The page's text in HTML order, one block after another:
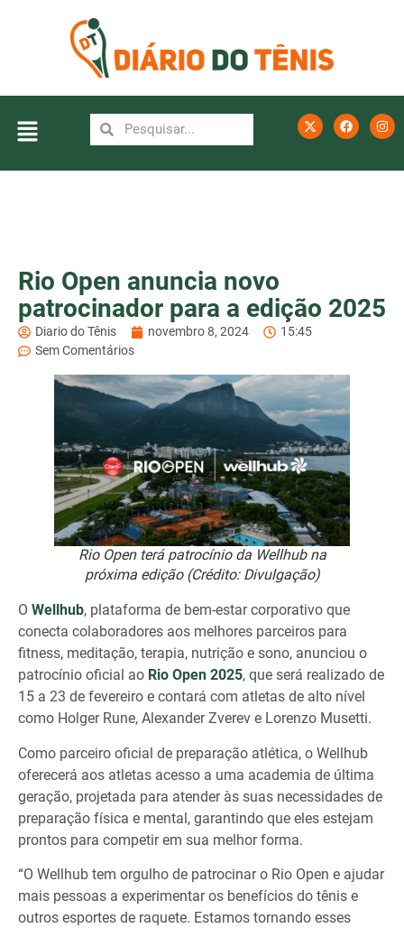
Rio Open anuncia novo
patrocinador para a edição 2025
Diario do Tênis novembro 8, 2024
15:45
Sem Comentários
Rio Open terá patrocínio da Wellhub na
próxima edição (Crédito: Divulgação)
O Wellhub, plataforma de bem-estar corporativo que
conecta colaboradores aos melhores parceiros para
fitness, meditação, terapia, nutrição e sono, anunciou o
patrocínio oficial ao Rio Open 2025, que será realizado de
15 a 23 de fevereiro e contará com atletas de alto nível
como Holger Rune, Alexander Zverev e Lorenzo Musetti.
Como parceiro oficial de preparação atlética, o Wellhub
oferecerá aos atletas acesso a uma academia de última
geração, projetada para atender às suas necessidades de
preparação física e mental, garantindo que eles estejam
prontos para competir em sua melhor forma.
“O Wellhub tem orgulho de patrocinar o Rio Open e ajudar
mais pessoas a experimentar os benefícios do tênis e
outros esportes de raquete. Estamos tornando esses